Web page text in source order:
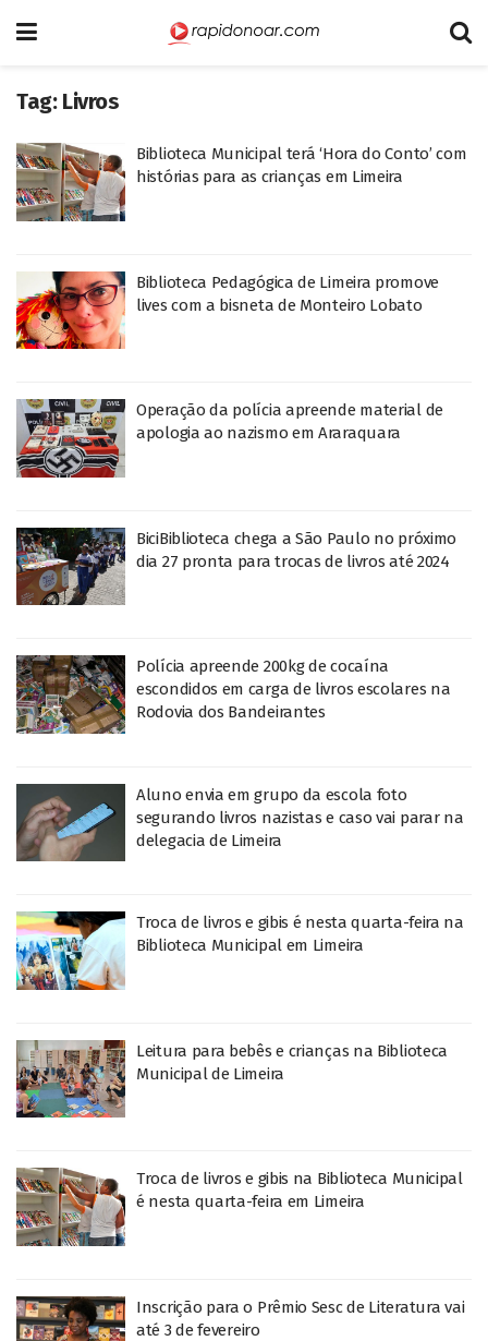
Tag: Livros
Biblioteca Municipal terá ‘Hora do Conto’ com
histórias para as crianças em Limeira
Biblioteca Pedagógica de Limeira promove
lives com a bisneta de Monteiro Lobato
Operação da polícia apreende material de
apologia ao nazismo em Araraquara
BiciBiblioteca chega a São Paulo no próximo
dia 27 pronta para trocas de livros até 2024
Polícia apreende 200kg de cocaína
escondidos em carga de livros escolares na
Rodovia dos Bandeirantes
Aluno envia em grupo da escola foto
segurando livros nazistas e caso vai parar na
delegacia de Limeira
Troca de livros e gibis é nesta quarta-feira na
Biblioteca Municipal em Limeira
Leitura para bebês e crianças na Biblioteca
Municipal de Limeira
Troca de livros e gibis na Biblioteca Municipal
é nesta quarta-feira em Limeira
Inscrição para o Prêmio Sesc de Literatura vai
até 3 de fevereiro